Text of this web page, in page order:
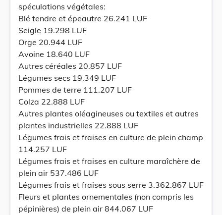
spéculations végétales:
Blé tendre et épeautre 26.241 LUF
Seigle 19.298 LUF
Orge 20.944 LUF
Avoine 18.640 LUF
Autres céréales 20.857 LUF
Légumes secs 19.349 LUF
Pommes de terre 111.207 LUF
Colza 22.888 LUF
Autres plantes oléagineuses ou textiles et autres
plantes industrielles 22.888 LUF
Légumes frais et fraises en culture de plein champ
114.257 LUF
Légumes frais et fraises en culture maraîchère de
plein air 537.486 LUF
Légumes frais et fraises sous serre 3.362.867 LUF
Fleurs et plantes ornementales (non compris les
pépinières) de plein air 844.067 LUF